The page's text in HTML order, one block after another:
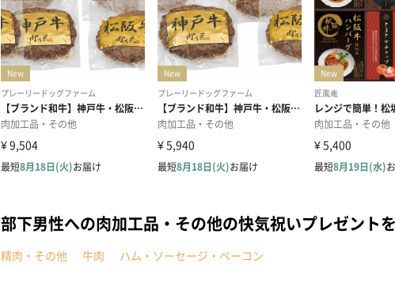
部下男性への肉加工品・その他の快気祝いプレゼント
精肉・その他 牛肉 ハム・ソーセージ・ベーコン